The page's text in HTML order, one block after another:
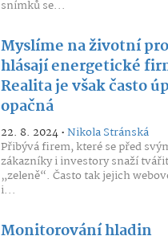
snímků se...
Myslíme na životní
hlásají energetické
Realita je však často
opačná
22. 8. 2024 •Nikola Stránská
Přibývá firem, které se před
zákazníky i investory snaží
„zeleně“. Často tak jejich
i...
Monitorování hladin